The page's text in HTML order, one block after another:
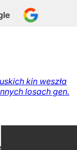
kin weszła
losach gen.